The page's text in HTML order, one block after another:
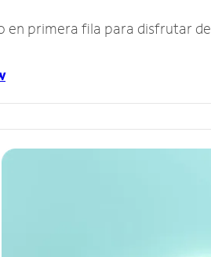
en primera fila para disfrutar